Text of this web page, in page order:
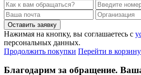
Нажимая на кнопку, вы соглашаетесь с
персональных данных.
Продолжить покупки Перейти в корзину
Благодарим за обращение. Ваша